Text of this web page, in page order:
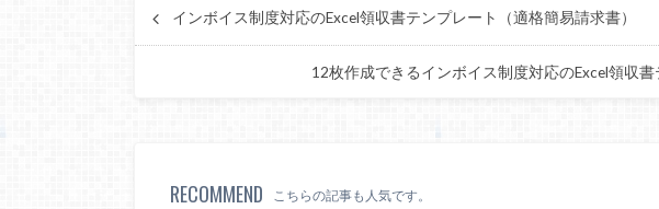
インボイス制度対応のExcel領収書テンプレート（適格簡易請求書）
12枚作成できるインボイス制度対応のExcel領収
RECOMMEND こちらの記事も人気です。